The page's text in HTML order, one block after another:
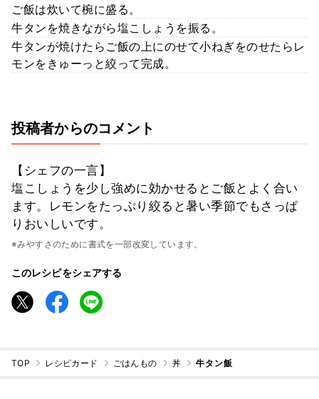
ご飯は炊いて椀に盛る。
牛タンを焼きながら塩こしょうを振る。
牛タンが焼けたらご飯の上にのせて小ねぎをのせたらレ
モンをきゅーっと絞って完成。
投稿者からのコメント
【シェフの一言】
塩こしょうを少し強めに効かせるとご飯とよく合い
ます。レモンをたっぷり絞ると暑い季節でもさっぱ
りおいしいです。
※みやすさのために書式を一部改変しています。
このレシピをシェアする
TOP レシピカード ごはんもの 丼 牛タン飯